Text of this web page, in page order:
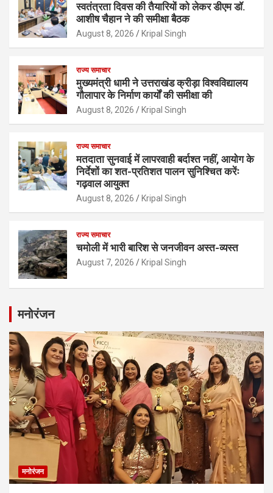
स्वतंत्रता दिवस की तैयारियों को लेकर डीएम डॉ.
आशीष चैहान ने की समीक्षा बैठक
August 8, 2026 Kripal Singh
राज्य समाचार
मुख्यमंत्री धामी ने उत्तराखंड क्रीड़ा विश्वविद्यालय
गौलापार के निर्माण कार्यों की समीक्षा की
August 8, 2026 Kripal Singh
राज्य समाचार
मतदाता सुनवाई में लापरवाही बर्दाश्त नहीं, आयोग के
निर्देशों का शत-प्रतिशत पालन सुनिश्चित करेंः
गढ़वाल आयुक्त
August 8, 2026 Kripal Singh
राज्य समाचार
चमोली में भारी बारिश से जनजीवन अस्त-व्यस्त
August 7, 2026 Kripal Singh
मनोरंजन
मनोरंजन